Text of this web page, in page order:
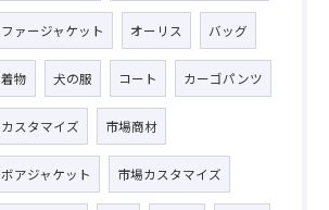
ファージャケット オーリス バッグ
着物 犬の服 コート カーゴパンツ
カスタマイズ 市場商材
ボアジャケット 市場カスタマイズ